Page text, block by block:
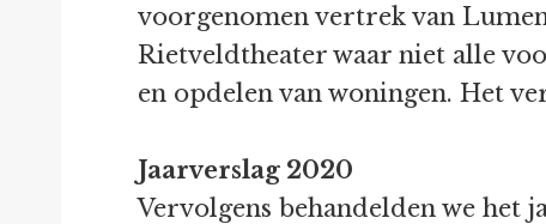
voorgenomen vertrek van
Rietveldtheater waar niet alle
en opdelen van woningen. Het
Jaarverslag 2020
Vervolgens behandelden we het